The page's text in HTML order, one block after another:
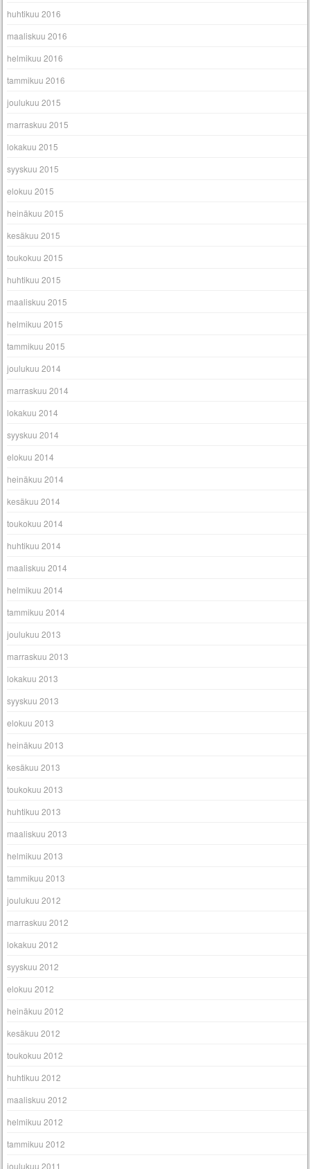
huhtikuu 2016
maaliskuu 2016
helmikuu 2016
tammikuu 2016
joulukuu 2015
marraskuu 2015
lokakuu 2015
syyskuu 2015
elokuu 2015
heinäkuu 2015
kesäkuu 2015
toukokuu 2015
huhtikuu 2015
maaliskuu 2015
helmikuu 2015
tammikuu 2015
joulukuu 2014
marraskuu 2014
lokakuu 2014
syyskuu 2014
elokuu 2014
heinäkuu 2014
kesäkuu 2014
toukokuu 2014
huhtikuu 2014
maaliskuu 2014
helmikuu 2014
tammikuu 2014
joulukuu 2013
marraskuu 2013
lokakuu 2013
syyskuu 2013
elokuu 2013
heinäkuu 2013
kesäkuu 2013
toukokuu 2013
huhtikuu 2013
maaliskuu 2013
helmikuu 2013
tammikuu 2013
joulukuu 2012
marraskuu 2012
lokakuu 2012
syyskuu 2012
elokuu 2012
heinäkuu 2012
kesäkuu 2012
toukokuu 2012
huhtikuu 2012
maaliskuu 2012
helmikuu 2012
tammikuu 2012
joulukuu 2011